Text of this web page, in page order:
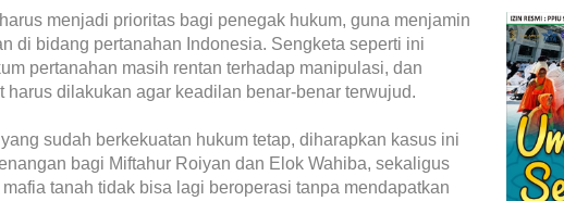
menjadi prioritas bagi penegak hukum, guna menjamin
di bidang pertanahan Indonesia. Sengketa seperti ini
pertanahan masih rentan terhadap manipulasi, dan
harus dilakukan agar keadilan benar-benar terwujud.
sudah berkekuatan hukum tetap, diharapkan kasus ini
bagi Miftahur Roiyan dan Elok Wahiba, sekaligus
tanah tidak bisa lagi beroperasi tanpa mendapatkan